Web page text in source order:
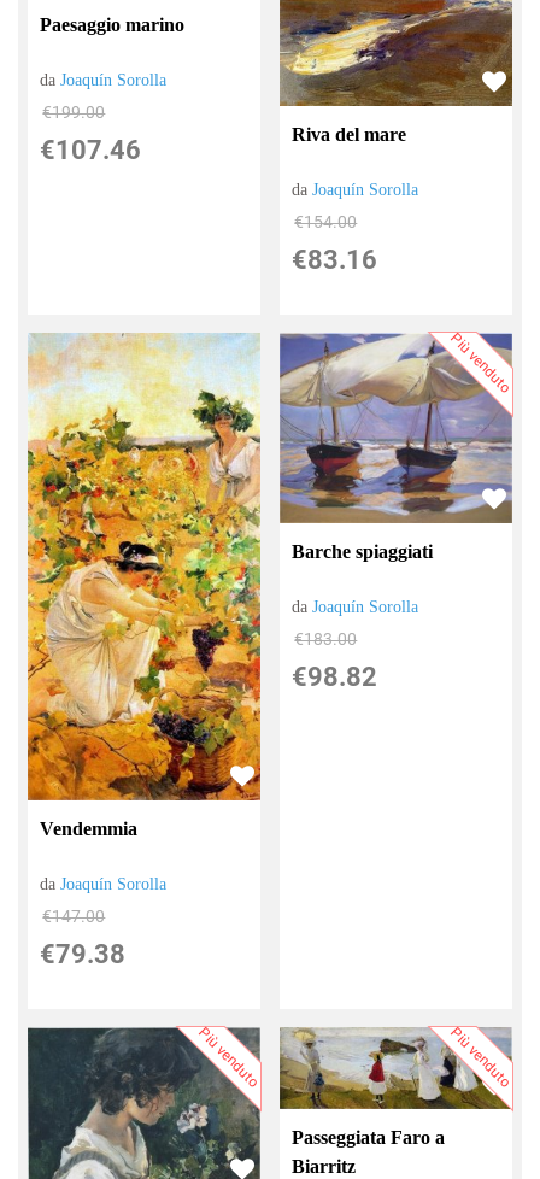
Paesaggio marino
daJoaquín Sorolla
€199.00
€107.46
Riva del mare
daJoaquín Sorolla
€154.00
€83.16
Vendemmia
daJoaquín Sorolla
€147.00
€79.38
Più venduto
Barche spiaggiati
daJoaquín Sorolla
€183.00
€98.82
Più venduto Più venduto
Passeggiata Faro a
Biarritz